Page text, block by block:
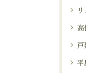
高
戸
平